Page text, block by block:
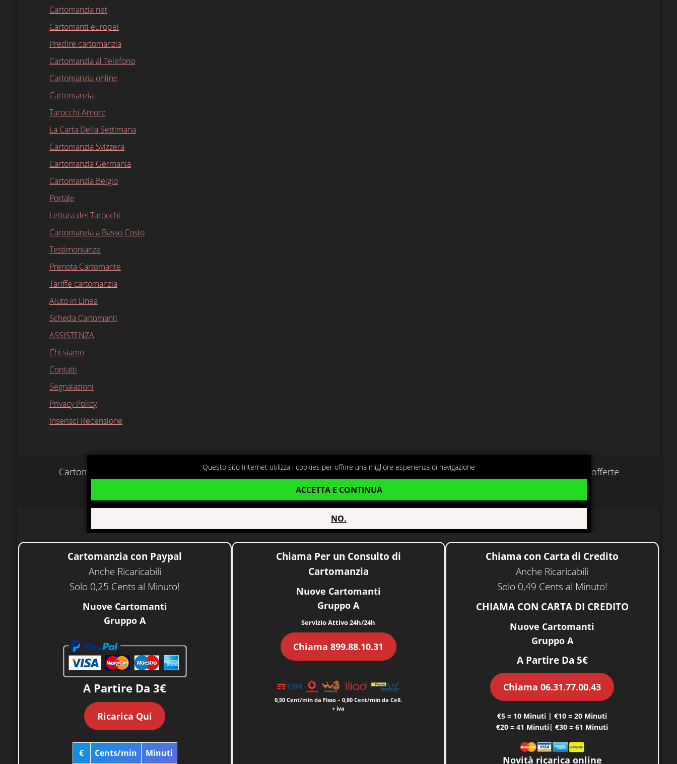
Cartomanzia con Paypal
Anche Ricaricabili
Solo 0,25 Cents al Minuto!
Nuove Cartomanti
Gruppo A
A Partire Da 3€
Ricarica Qui
€ Cents/min Minuti
Chiama Per un Consulto di
Cartomanzia
Nuove Cartomanti
Gruppo A
Servizio Attivo 24h/24h
Chiama 899.88.10.31
0,50 Cent/min da Fisso – 0,80 Cent/min da Cell.
+ iva
Chiama con Carta di Credito
Anche Ricaricabili
Solo 0,49 Cents al Minuto!
CHIAMA CON CARTA DI CREDITO
Nuove Cartomanti
Gruppo A
A Partire Da 5€
Chiama 06.31.77.00.43
€5 = 10 Minuti | €10 = 20 Minuti
€20 = 41 Minuti| €30 = 61 Minuti
Novità ricarica online